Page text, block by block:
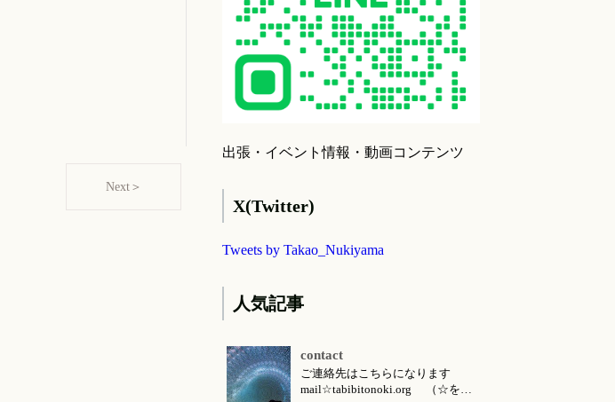
Next＞
出張・イベント情報・動画コンテンツ
X(Twitter)
Tweets by Takao_Nukiyama
人気記事
contact
ご連絡先はこちらになります
mail☆tabibitonoki.org （☆を@